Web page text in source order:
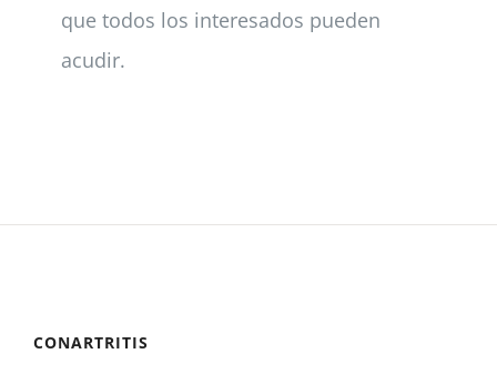
que todos los interesados pueden
acudir.
CONARTRITIS